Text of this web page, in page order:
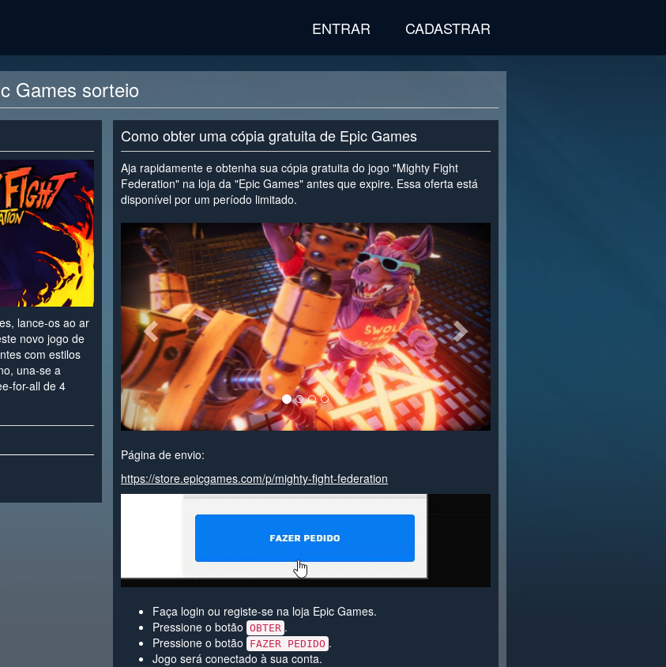
ENTRAR CADASTRAR
Games sorteio
lance-os ao ar
novo jogo de
com estilos
una-se a
for-all de 4
Como obter uma cópia gratuita de Epic Games
Aja rapidamente e obtenha sua cópia gratuita do jogo "Mighty Fight
Federation" na loja da "Epic Games" antes que expire. Essa oferta está
disponível por um período limitado.
< >
Página de envio:
https://store.epicgames.com/p/mighty-fight-federation
Faça login ou registe-se na loja Epic Games.
Pressione o botão OBTER .
Pressione o botão
FAZER PEDIDO .
Jogo será conectado à sua conta.